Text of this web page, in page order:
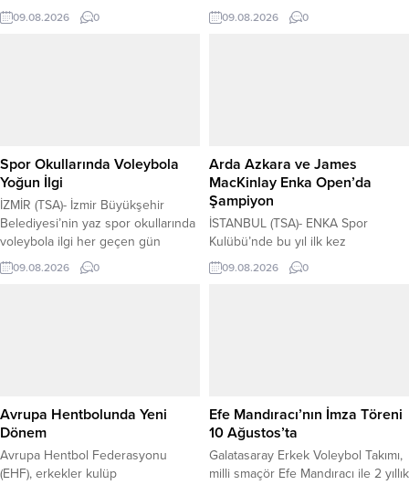
imzaladı. Profesyonel voleybol
kariyerine Samsun Büyükşehir
ve Aydın Büyükşehir Belediyespor
formalarını giydi. Sarı-kırmızılı kulüp,
transferi resmi kanallarından...
09.08.2026 0
Erkek Milli Takımı, grubundaki son
maçında İtalya’yı 77-69 mağlup etti.
09.08.2026 0
Spor Okullarında Voleybola
Yoğun İlgi
İZMİR (TSA)- İzmir Büyükşehir
Belediyesi’nin yaz spor okullarında
voleybola ilgi her geçen gün
artıyor. Bornova EVKA-4 Naim
Süleymanoğlu Spor Salonu ile Buca
başında ise A Milli Kadın Voleybol
Takımı’nın...
09.08.2026 0
Arda Azkara ve James
MacKinlay Enka Open’da
Şampiyon
İSTANBUL (TSA)- ENKA Spor
Kulübü’nde bu yıl ilk kez
düzenlenen ENKA Open ATP
Challenger’da çiftler şampiyonu
tarihleri arasında düzenlenen
turnuvada Azkara-MacKinlay ikilisi,...
09.08.2026 0
Avrupa Hentbolunda Yeni
Dönem
Avrupa Hentbol Federasyonu
(EHF), erkekler kulüp
Efe Mandıracı’nın İmza Töreni
10 Ağustos’ta
Galatasaray Erkek Voleybol Takımı,
milli smaçör Efe Mandıracı ile 2 yıllık